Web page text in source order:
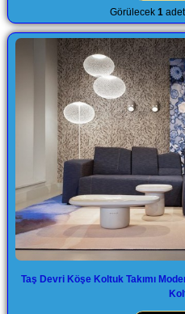
Görülecek1
Taş Devri Köşe Koltuk Takımı